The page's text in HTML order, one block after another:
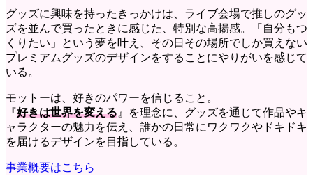
グッズに興味を持ったきっかけは、ライブ会場で推しのグッ
ズを並んで買ったときに感じた、特別な高揚感。「自分もつ
くりたい」という夢を叶え、その日その場所でしか買えない
プレミアムグッズのデザインをすることにやりがいを感じて
いる。
モットーは、好きのパワーを信じること。
『好きは世界を変える 』を理念に、グッズを通じて作品やキ
ャラクターの魅力を伝え、誰かの日常にワクワクやドキドキ
を届けるデザインを目指している。
事業概要はこちら